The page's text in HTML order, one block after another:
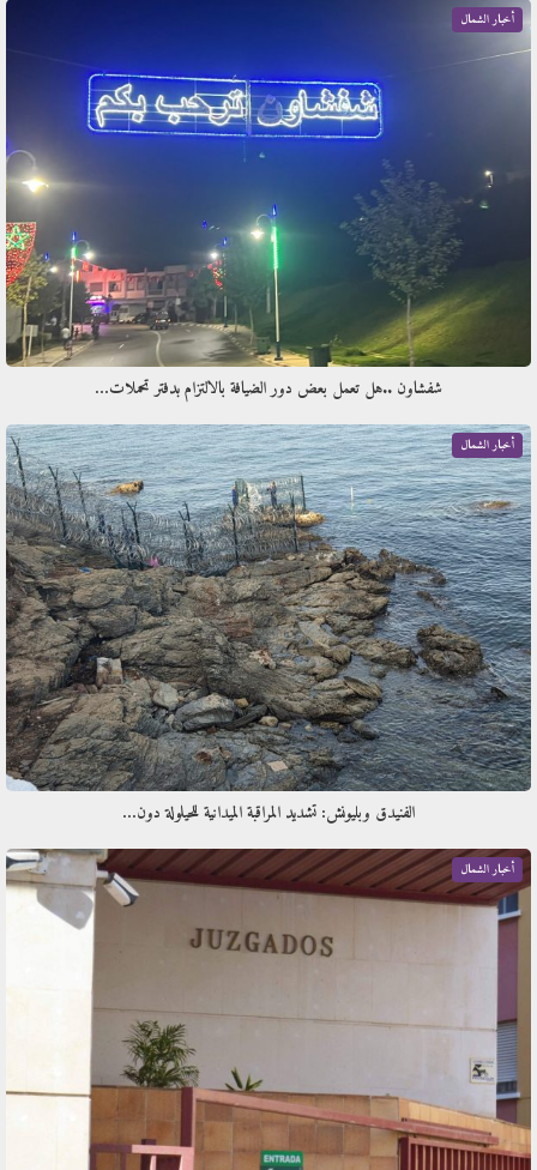
أخبار الشمال
شفشاون ..هل تعمل بعض دور الضيافة بالالتزام بدفتر تحملات…
أخبار الشمال
الفنيدق وبليونش: تشديد المراقبة الميدانية للحيلولة دون…
أخبار الشمال